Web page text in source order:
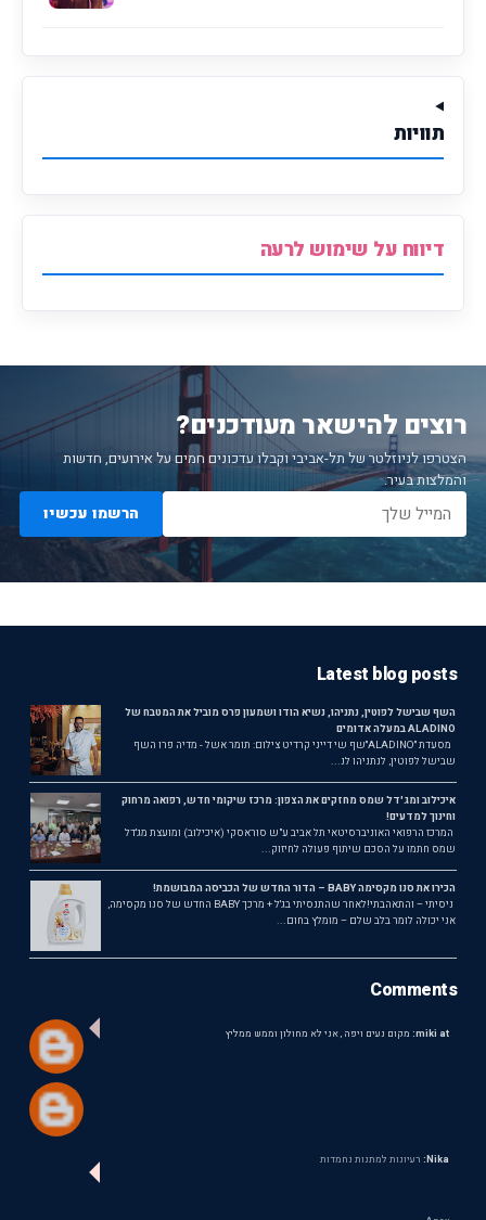
תוויות
דיווח על שימוש לרעה
רוצים להישאר מעודכנים?
הצטרפו לניוזלטר של תל-אביבי וקבלו עדכונים חמים על אירועים, חדשות
והמלצות בעיר.
הרשמו עכשיו
Latest blog posts
השף שבישל לפוטין, נתניהו, נשיא הודו ושמעון פרס מוביל את המטבח של
ALADINO במעלה אדומים
מסעדת ״ALADINO״שף שי דייני קרדיט צילום: תומר אשל - מדיה פרו השף
שבישל לפוטין, לנתניהו לנ...
איכילוב ומג'דל שמס מחזקים את הצפון: מרכז שיקומי חדש, רפואה מרחוק
וחינוך למדעים!
המרכז הרפואי האוניברסיטאי תל אביב ע"ש סוראסקי (איכילוב) ומועצת מג'דל
שמס חתמו על הסכם שיתוף פעולה לחיזוק...
הכירו את סנו מקסימה BABY – הדור החדש של הכביסה המבושמת!
ניסיתי – והתאהבתי!לאחר שהתנסיתי בג'ל + מרכך BABY החדש של סנו מקסימה,
אני יכולה לומר בלב שלם – מומלץ בחום...
Comments
miki at: מקום נעים ויפה , אני לא מחולון וממש ממליץ
Nika: רעיונות למתנות נחמדות